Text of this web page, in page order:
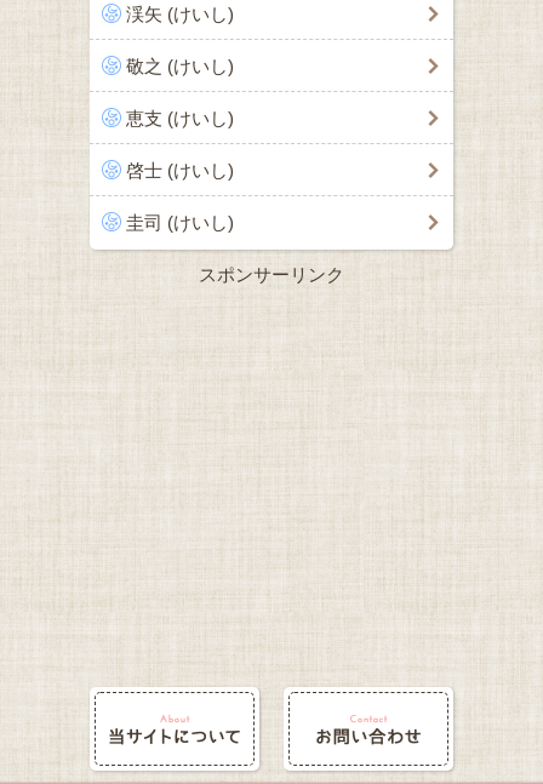
渓矢 (けいし)
敬之 (けいし)
恵支 (けいし)
啓士 (けいし)
圭司 (けいし)
スポンサーリンク